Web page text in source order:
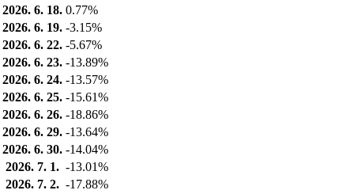
2026. 6. 18. 0.77%
2026. 6. 19. -3.15%
2026. 6. 22. -5.67%
2026. 6. 23. -13.89%
2026. 6. 24. -13.57%
2026. 6. 25. -15.61%
2026. 6. 26. -18.86%
2026. 6. 29. -13.64%
2026. 6. 30. -14.04%
2026. 7. 1. -13.01%
2026. 7. 2. -17.88%